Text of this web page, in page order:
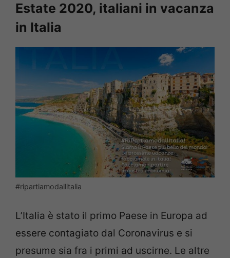
Estate 2020, italiani in vacanza
in Italia
#ripartiamodallitalia
L’Italia è stato il primo Paese in Europa ad
essere contagiato dal Coronavirus e si
presume sia fra i primi ad uscirne. Le altre